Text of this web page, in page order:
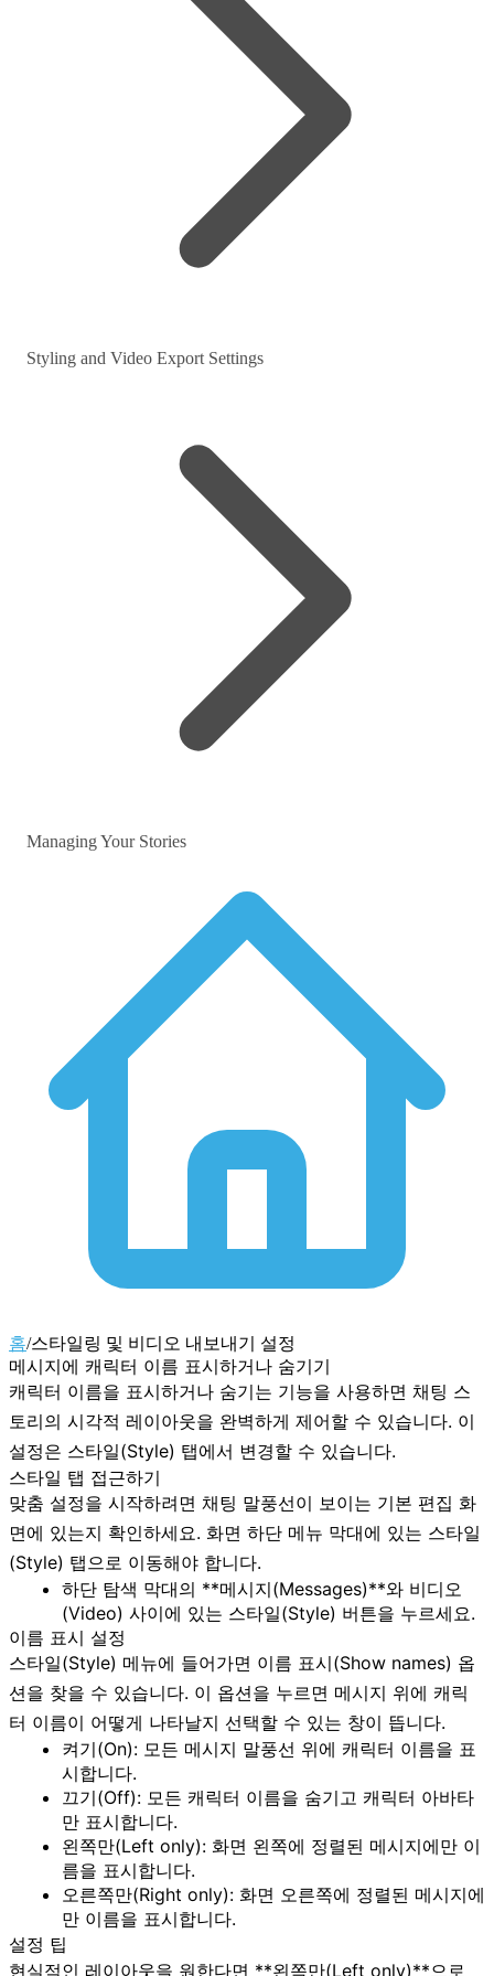
Styling and Video Export Settings
Managing Your Stories
홈/스타일링 및 비디오 내보내기 설정
메시지에 캐릭터 이름 표시하거나 숨기기
캐릭터 이름을 표시하거나 숨기는 기능을 사용하면 채팅 스
토리의 시각적 레이아웃을 완벽하게 제어할 수 있습니다. 이
설정은 스타일(Style) 탭에서 변경할 수 있습니다.
스타일 탭 접근하기
맞춤 설정을 시작하려면 채팅 말풍선이 보이는 기본 편집 화
면에 있는지 확인하세요. 화면 하단 메뉴 막대에 있는 스타일
(Style) 탭으로 이동해야 합니다.
하단 탐색 막대의 **메시지(Messages)**와 비디오
(Video) 사이에 있는 스타일(Style) 버튼을 누르세요.
이름 표시 설정
스타일(Style) 메뉴에 들어가면 이름 표시(Show names) 옵
션을 찾을 수 있습니다. 이 옵션을 누르면 메시지 위에 캐릭
터 이름이 어떻게 나타날지 선택할 수 있는 창이 뜹니다.
켜기(On): 모든 메시지 말풍선 위에 캐릭터 이름을 표
시합니다.
끄기(Off): 모든 캐릭터 이름을 숨기고 캐릭터 아바타
만 표시합니다.
왼쪽만(Left only): 화면 왼쪽에 정렬된 메시지에만 이
름을 표시합니다.
오른쪽만(Right only): 화면 오른쪽에 정렬된 메시지에
만 이름을 표시합니다.
설정 팁
현실적인 레이아웃을 원한다면 **왼쪽만(Left only)**으로